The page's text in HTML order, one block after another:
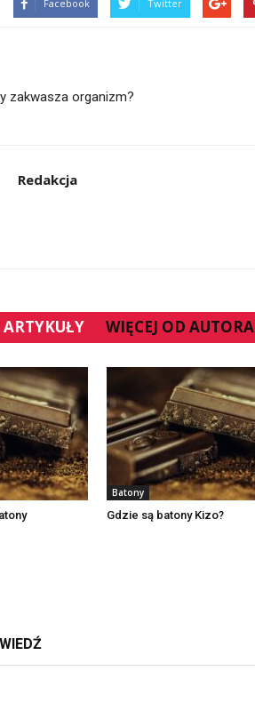
Facebook Twitter
zakwasza organizm?
Redakcja
WIĘCEJ OD AUTORA
Batony
Gdzie są batony Kizo?